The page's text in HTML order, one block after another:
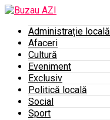
Administrație locală
Afaceri
Cultură
Eveniment
Exclusiv
Politică locală
Social
Sport